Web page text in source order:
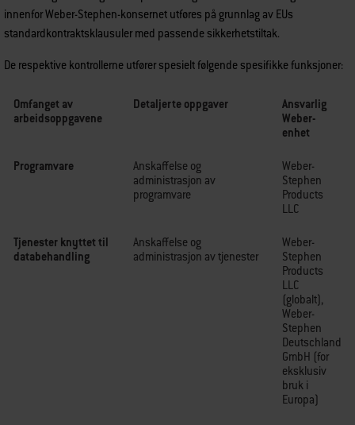
innenfor Weber-Stephen-konsernet utføres på grunnlag av EUs
standardkontraktsklausuler med passende sikkerhetstiltak.
De respektive kontrollerne utfører spesielt følgende spesifikke funksjoner:
Omfanget av
arbeidsoppgavene
Detaljerte oppgaver
Ansvarlig
Weber-
enhet
Programvare
Anskaffelse og
administrasjon av
programvare
Weber-
Stephen
Products
LLC
Tjenester knyttet til
databehandling
Anskaffelse og
administrasjon av tjenester
Weber-
Stephen
Products
LLC
(globalt),
Weber-
Stephen
Deutschland
GmbH (for
eksklusiv
bruk i
Europa)